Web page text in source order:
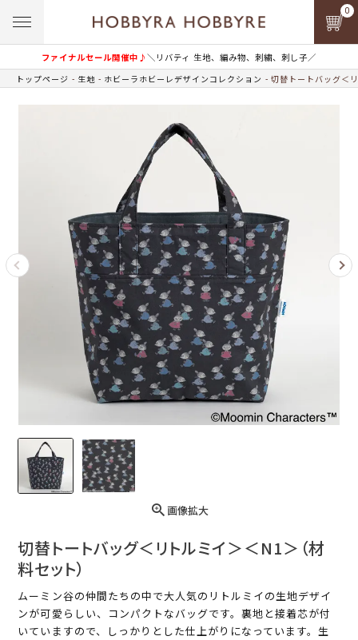
ファイナルセール開催中♪＼リバティ 生地、編み物、刺繍、刺し子／
0
トップページ 生地 ホビーラホビーレデザインコレクション 切替トートバッグ＜
画像拡大
切替トートバッグ＜リトルミイ＞＜N1＞（材
料セット）
ムーミン谷の仲間たちの中で大人気のリトルミイの生地デザイ
ンが可愛らしい、コンパクトなバッグです。裏地と接着芯が付
いていますので、しっかりとした仕上がりになっています。生